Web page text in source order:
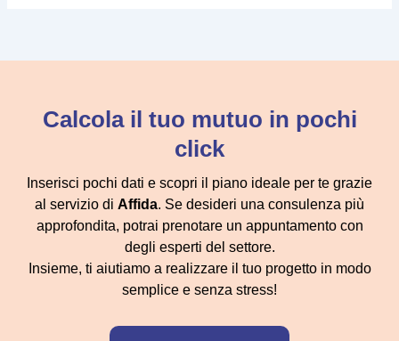
Inserisci pochi dati e scopri il piano ideale per te grazie
al servizio di Affida. Se desideri una consulenza più
approfondita, potrai prenotare un appuntamento con
degli esperti del settore.
Insieme, ti aiutiamo a realizzare il tuo progetto in modo
semplice e senza stress!
Calcola il tuo mutuo in pochi
click